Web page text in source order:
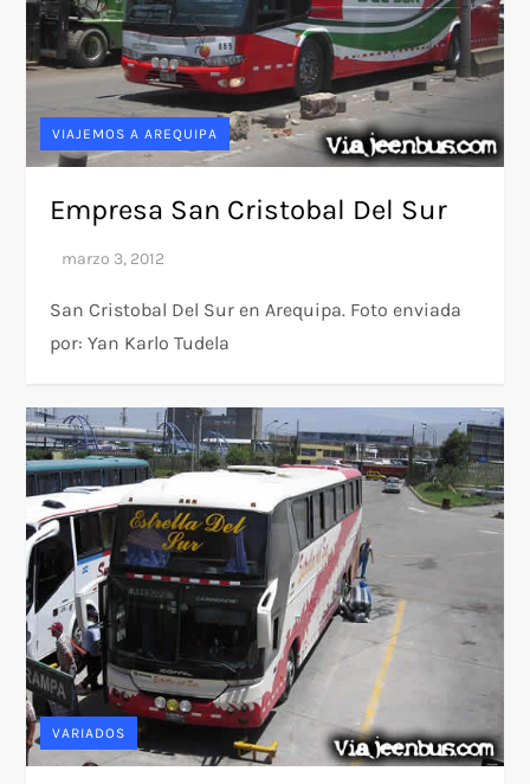
VIAJEMOS A AREQUIPA
Empresa San Cristobal Del Sur
San Cristobal Del Sur en Arequipa. Foto enviada
por: Yan Karlo Tudela
VARIADOS